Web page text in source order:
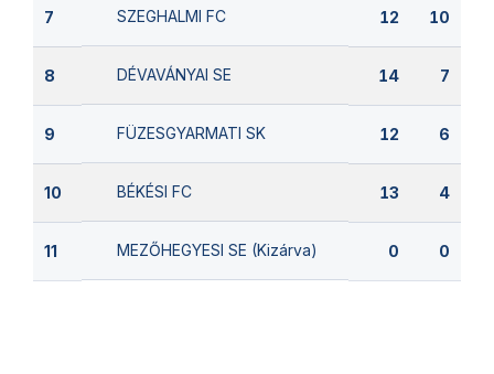
7 SZEGHALMI FC 12 10
8 DÉVAVÁNYAI SE 14 7
9 FÜZESGYARMATI SK 12 6
10 BÉKÉSI FC 13 4
11 MEZŐHEGYESI SE (Kizárva) 0 0